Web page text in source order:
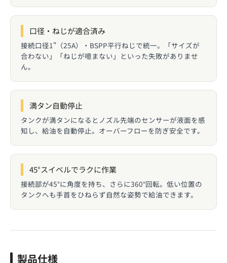
口径・ねじが適合済み
接続口径1"（25A）・BSPP平行ねじで統一。「サイズが
合わない」「ねじが噫まない」といった失敗がありませ
ん。
満タン自動停止
タンクが満タンになるとノズル先端のセンサーが液面を感
知し、給油を自動停止。オーバーフローを防ぎ安全です。
45°スイベルでラクに作業
接続部が45°に角度を持ち、さらに360°回転。低い位置の
タンクへも手首をひねらず自然な姿勢で給油できます。
製品仕様